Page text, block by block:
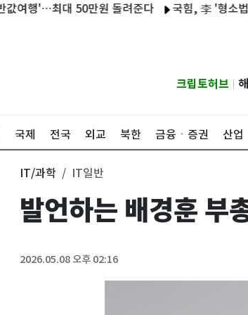
'…최대 50만원 돌려준다 국힘, 李 '형소법 안 읽
크립토허브
국제 전국 외교 북한 금융ㆍ증권 산업
IT/과학 IT일반
발언하는 배경훈 부
2026.05.08 오후 02:16